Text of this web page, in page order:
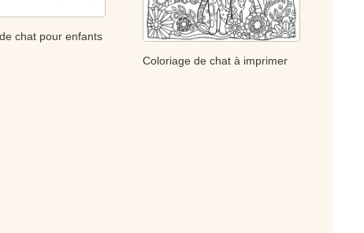
chat pour enfants
Coloriage de chat à imprimer